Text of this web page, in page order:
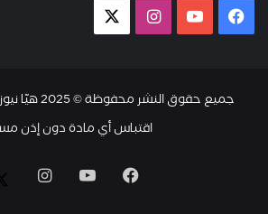
فيسبوك يوتيوب انستقرام
جميع حقوق
اقتباس أي مادة دون إذن
فيسبوك يوتيوب